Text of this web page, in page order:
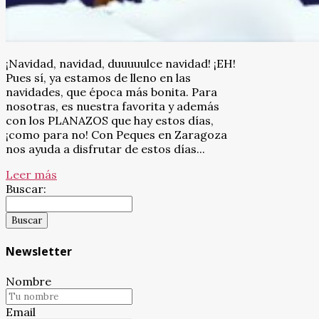
¡Navidad, navidad, duuuuulce navidad! ¡EH!
Pues sí, ya estamos de lleno en las
navidades, que época más bonita. Para
nosotras, es nuestra favorita y además
con los PLANAZOS que hay estos días,
¡como para no! Con Peques en Zaragoza
nos ayuda a disfrutar de estos días...
Leer más
Buscar:
Newsletter
Nombre
Email